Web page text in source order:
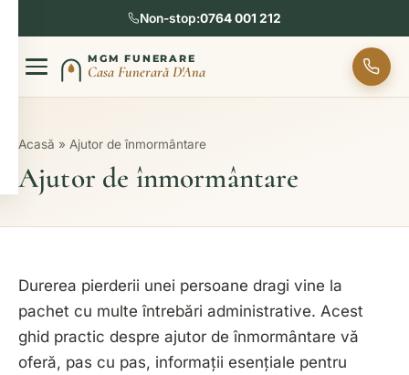
Non-stop:0764 001 212
MGM FUNERARE
Casa Funerară D'Ana
Acasă » Ajutor de înmormântare
Ajutor de înmormântare
Durerea pierderii unei persoane dragi vine la
pachet cu multe întrebări administrative. Acest
ghid practic despre ajutor de înmormântare vă
oferă, pas cu pas, informații esențiale pentru